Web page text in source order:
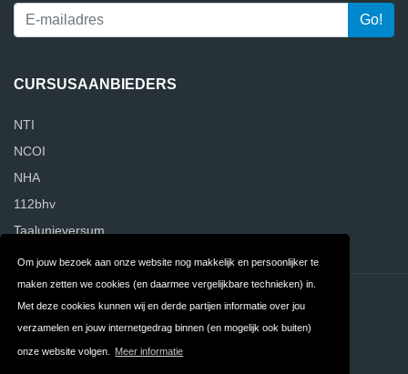
Om jouw bezoek aan onze website nog makkelijk en persoonlijker te
maken zetten we cookies (en daarmee vergelijkbare technieken) in.
Met deze cookies kunnen wij en derde partijen informatie over jou
verzamelen en jouw internetgedrag binnen (en mogelijk ook buiten)
onze website volgen. Meer informatie
CURSUSAANBIEDERS
NTI
NCOI
NHA
112bhv
Taalunieversum
Contact Privacy
Algemene FAQ